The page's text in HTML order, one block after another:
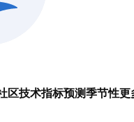
区技术指标预测季节性更